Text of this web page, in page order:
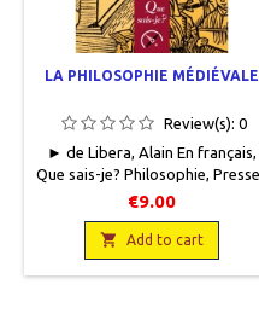
LA PHILOSOPHIE MÉDIÉVALE
Review(s): 0
► de Libera, Alain En français,
Que sais-je? Philosophie,
universitaires de France, 2017,
11,5 x 17,6, 128 pages, broché.
Neuf. 9782130798583
€9.00
 Add to cart